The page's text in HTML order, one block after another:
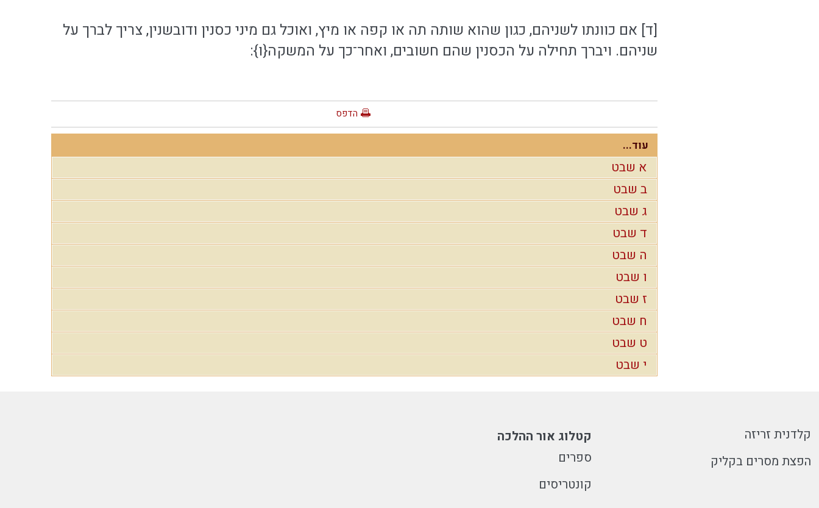
[ד] אם כוונתו לשניהם, כגון שהוא שותה תה או קפה או מיץ, ואוכל גם מיני כסנין ודובשנין, צריך לברך על
שניהם. ויברך תחילה על הכסנין שהם חשובים, ואחר־כך על המשקה{ו}:
הדפס
עוד...
א שבט
ב שבט
ג שבט
ד שבט
ה שבט
ו שבט
ז שבט
ח שבט
ט שבט
י שבט
קלדנית זריזה
הפצת מסרים בקליק
קטלוג אור ההלכה
ספרים
קונטריסים